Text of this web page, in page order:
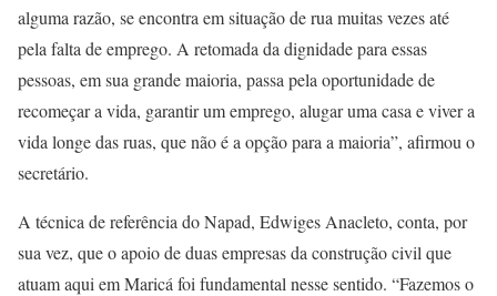
alguma razão, se encontra em situação de rua muitas vezes até
pela falta de emprego. A retomada da dignidade para essas
pessoas, em sua grande maioria, passa pela oportunidade de
recomeçar a vida, garantir um emprego, alugar uma casa e viver a
vida longe das ruas, que não é a opção para a maioria”, afirmou o
secretário.
A técnica de referência do Napad, Edwiges Anacleto, conta, por
sua vez, que o apoio de duas empresas da construção civil que
atuam aqui em Maricá foi fundamental nesse sentido. “Fazemos o